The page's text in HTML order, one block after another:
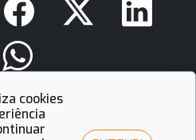
cookies